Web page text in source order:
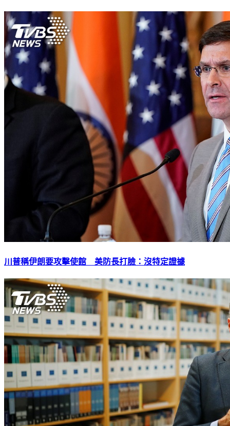
川普稱伊朗要攻擊使館 美防長打臉：沒特定證據